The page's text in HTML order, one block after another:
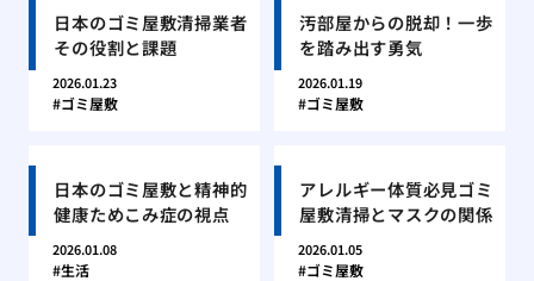
日本のゴミ屋敷清掃業者
その役割と課題
2026.01.23
ゴミ屋敷
汚部屋からの脱却！一歩
を踏み出す勇気
2026.01.19
ゴミ屋敷
日本のゴミ屋敷と精神的
健康ためこみ症の視点
2026.01.08
生活
アレルギー体質必見ゴミ
屋敷清掃とマスクの関係
2026.01.05
ゴミ屋敷